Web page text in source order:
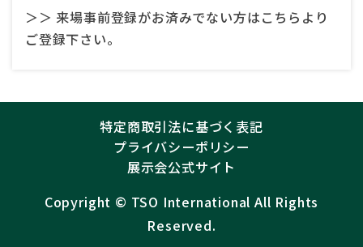
＞＞ 来場事前登録がお済みでない方はこちらより
ご登録下さい。
特定商取引法に基づく表記
プライバシーポリシー
展示会公式サイト
Copyright ©︎ TSO International All Rights
Reserved.